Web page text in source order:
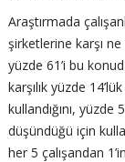
Araştırmada
şirketlerine karşı ne
yüzde 61’i bu
karşılık yüzde
kullandığını,
düşündüğü için
her 5 çalışandan